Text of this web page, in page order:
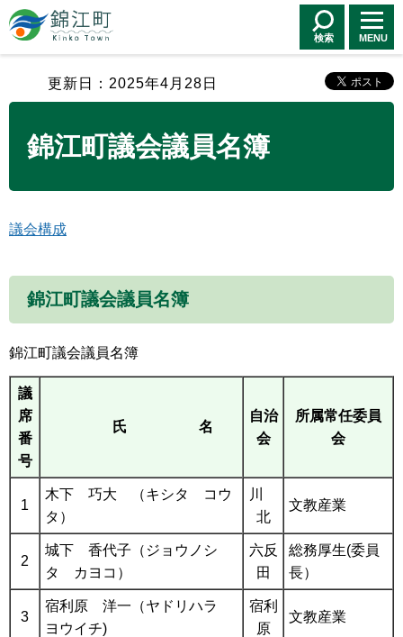
錦江町 Kinko
Town
検索 MENU
更新日：2025年4月28日
錦江町議会議員名簿
議会構成
錦江町議会議員名簿
錦江町議会議員名簿
議
席
番
号
氏 名
自治
会
所属常任委員
会
1
木下 巧大 （キシタ コウ
タ）
川
北
文教産業
2
城下 香代子（ジョウノシ
タ カヨコ）
六反
田
総務厚生(委員
長）
3
宿利原 洋一（ヤドリハラ
ヨウイチ)
宿利
原
文教産業